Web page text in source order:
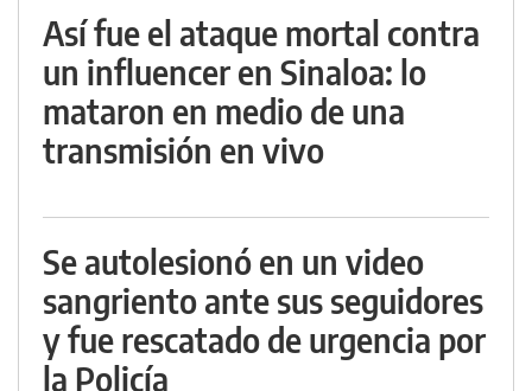
Así fue el ataque mortal contra
un influencer en Sinaloa: lo
mataron en medio de una
transmisión en vivo
Se autolesionó en un video
sangriento ante sus seguidores
y fue rescatado de urgencia por
la Policía